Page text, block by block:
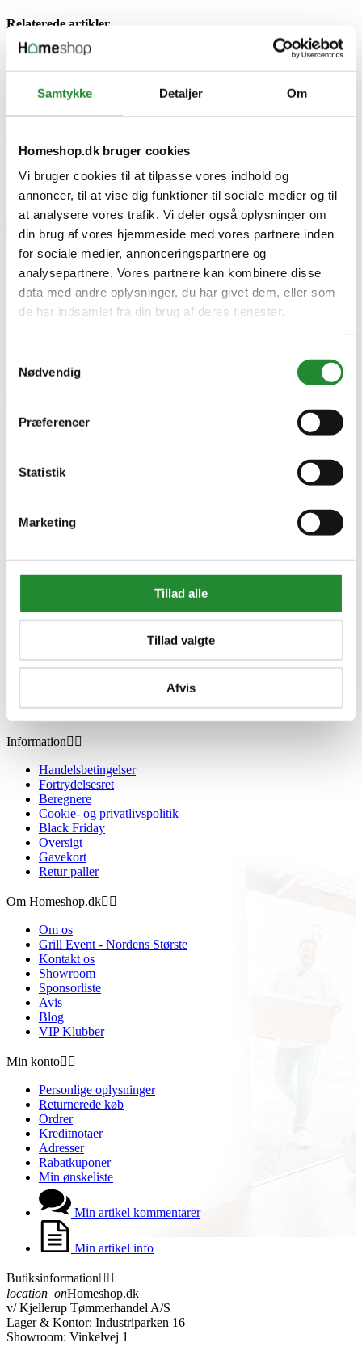
Samtykke Detaljer Om
Homeshop.dk bruger cookies
Vi bruger cookies til at tilpasse vores indhold og
annoncer, til at vise dig funktioner til sociale medier og til
at analysere vores trafik. Vi deler også oplysninger om
din brug af vores hjemmeside med vores partnere inden
for sociale medier, annonceringspartnere og
analysepartnere. Vores partnere kan kombinere disse
data med andre oplysninger, du har givet dem, eller som
de har indsamlet fra din brug af deres tjenester.
Nødvendig
Præferencer
Statistik
Marketing
Tillad alle
Tillad valgte
Afvis
Relaterede artikler
Udgivet i:Haven,Guide haven
Læs mere
Skriv produktanmeldelse
Ingen kundeanmeldelser for øjeblikket
Segway Navimow X420E AWD
Robotplæneklipper - 2.000 m2
DKK 18.999,00
Information 
Handelsbetingelser
Fortrydelsesret
Beregnere
Cookie- og privatlivspolitik
Black Friday
Oversigt
Gavekort
Retur paller
Om Homeshop.dk 
Om os
Grill Event - Nordens Største
Kontakt os
Showroom
Sponsorliste
Avis
Blog
VIP Klubber
Min konto 
Personlige oplysninger
Returnerede køb
Ordrer
Kreditnotaer
Adresser
Rabatkuponer
Min ønskeliste
Min artikel kommentarer
Min artikel info
Butiksinformation 
location_onHomeshop.dk
v/ Kjellerup Tømmerhandel A/S
Lager & Kontor: Industriparken 16
Showroom: Vinkelvej 1